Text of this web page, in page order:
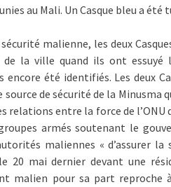
au Mali. Un Casque bleu a
malienne, les deux
la ville quand ils ont essuyé
encore été identifiés. Les deux
source de sécurité de la
relations entre la force de
armés soutenant le
maliennes « d’assurer
20 mai dernier devant une
malien pour sa part